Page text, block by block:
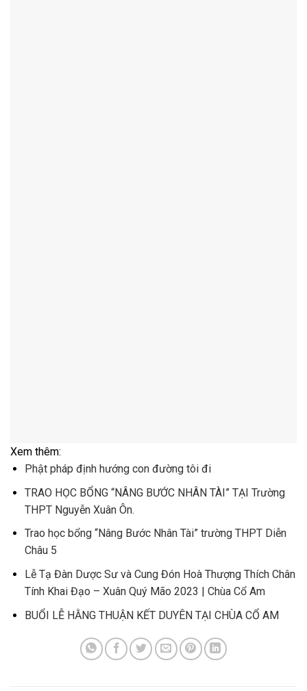
Xem thêm:
Phật pháp định hướng con đường tôi đi
TRAO HỌC BỔNG “NÂNG BƯỚC NHÂN TÀI” TẠI Trường
THPT Nguyễn Xuân Ôn.
Trao học bổng “Nâng Bước Nhân Tài” trường THPT Diễn
Châu 5
Lễ Tạ Đàn Dược Sư và Cung Đón Hoà Thượng Thích Chân
Tính Khai Đạo – Xuân Quý Mão 2023 | Chùa Cổ Am
BUỔI LỄ HẰNG THUẬN KẾT DUYÊN TẠI CHÙA CỔ AM